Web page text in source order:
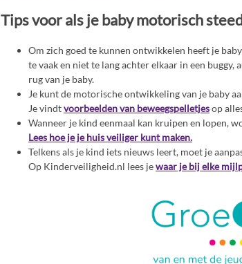
Tips voor als je baby motorisch
Om zich goed te kunnen ontwikkelen heeft je
te vaak en niet te lang achter elkaar in een
rug van je baby.
Je kunt de motorische ontwikkeling van je baby
Je vindtvoorbeelden van beweegspelletjesop
Wanneer je kind eenmaal kan kruipen en lopen,
Lees hoe je je huis veiliger kunt maken.
Telkens als je kind iets nieuws leert, moet je
Op Kinderveiligheid.nl lees jewaar je bij elke